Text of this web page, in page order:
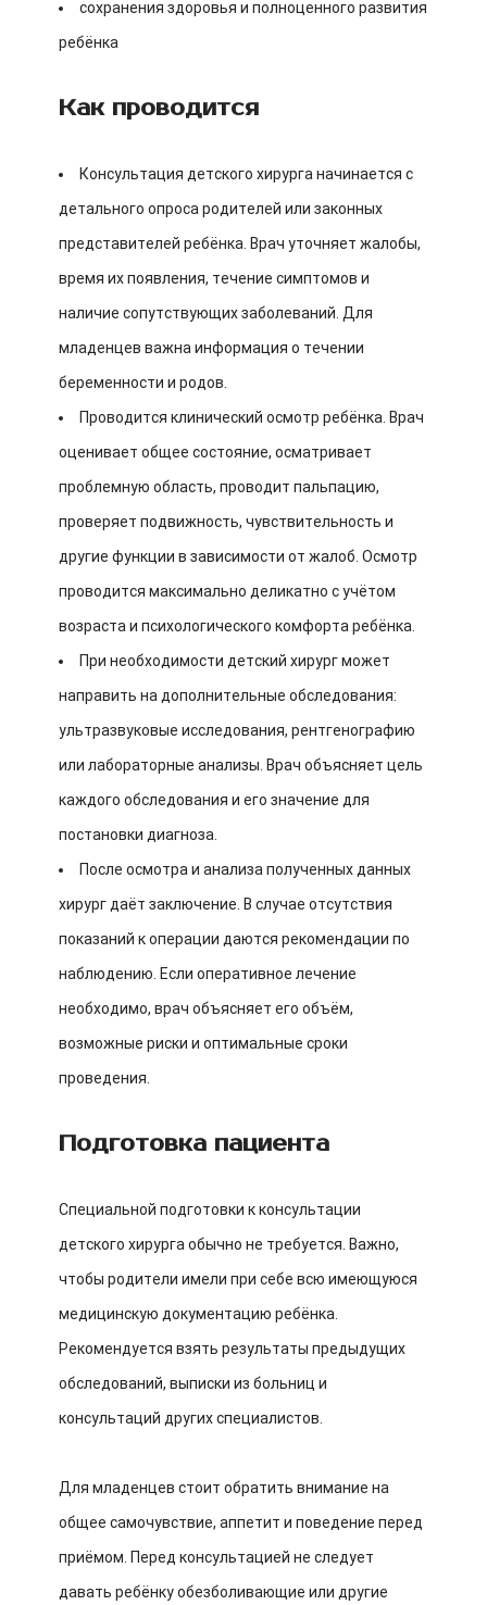
сохранения здоровья и полноценного развития
ребёнка
Как проводится
Консультация детского хирурга начинается с
детального опроса родителей или законных
представителей ребёнка. Врач уточняет жалобы,
время их появления, течение симптомов и
наличие сопутствующих заболеваний. Для
младенцев важна информация о течении
беременности и родов.
Проводится клинический осмотр ребёнка. Врач
оценивает общее состояние, осматривает
проблемную область, проводит пальпацию,
проверяет подвижность, чувствительность и
другие функции в зависимости от жалоб. Осмотр
проводится максимально деликатно с учётом
возраста и психологического комфорта ребёнка.
При необходимости детский хирург может
направить на дополнительные обследования:
ультразвуковые исследования, рентгенографию
или лабораторные анализы. Врач объясняет цель
каждого обследования и его значение для
постановки диагноза.
После осмотра и анализа полученных данных
хирург даёт заключение. В случае отсутствия
показаний к операции даются рекомендации по
наблюдению. Если оперативное лечение
необходимо, врач объясняет его объём,
возможные риски и оптимальные сроки
проведения.
Подготовка пациента
Специальной подготовки к консультации
детского хирурга обычно не требуется. Важно,
чтобы родители имели при себе всю имеющуюся
медицинскую документацию ребёнка.
Рекомендуется взять результаты предыдущих
обследований, выписки из больниц и
консультаций других специалистов.
Для младенцев стоит обратить внимание на
общее самочувствие, аппетит и поведение перед
приёмом. Перед консультацией не следует
давать ребёнку обезболивающие или другие